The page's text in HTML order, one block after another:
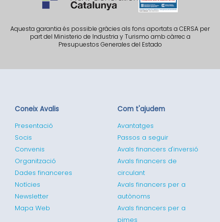
Aquesta garantia és possible gràcies als fons aportats a CERSA per
part del Ministerio de Industria y Turismo amb càrrec a
Presupuestos Generales del Estado
Coneix Avalis
Presentació
Socis
Convenis
Organització
Dades financeres
Notícies
Newsletter
Mapa Web
Com t'ajudem
Avantatges
Passos a seguir
Avals financers d'inversió
Avals financers de
circulant
Avals financers per a
autònoms
Avals financers per a
pimes